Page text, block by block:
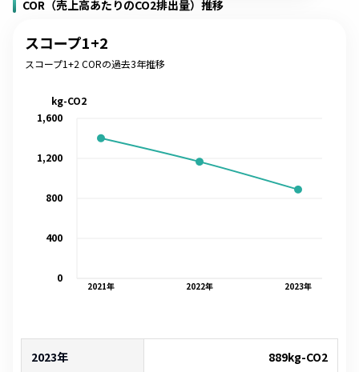
COR（売上高あたりのCO2排出量）推移
スコープ1+2
スコープ1+2 CORの過去3年推移
2021年 2022年 2023年
0
400
800
1,200
1,600
kg-CO2
2023年 889kg-CO2